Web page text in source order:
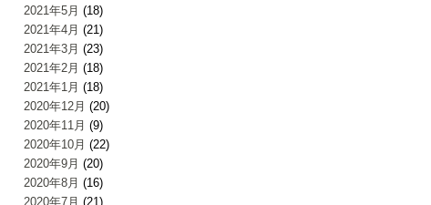
2021年5月 (18)
2021年4月 (21)
2021年3月 (23)
2021年2月 (18)
2021年1月 (18)
2020年12月 (20)
2020年11月 (9)
2020年10月 (22)
2020年9月 (20)
2020年8月 (16)
2020年7月 (21)